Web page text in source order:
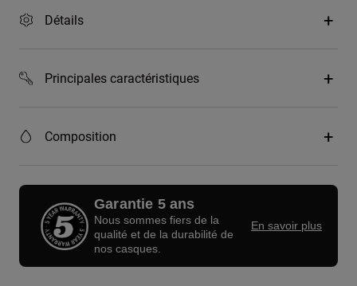
Détails
Principales caractéristiques
Composition
Garantie 5 ans
Nous sommes fiers de la
qualité et de la durabilité de
nos casques.
En savoir plus